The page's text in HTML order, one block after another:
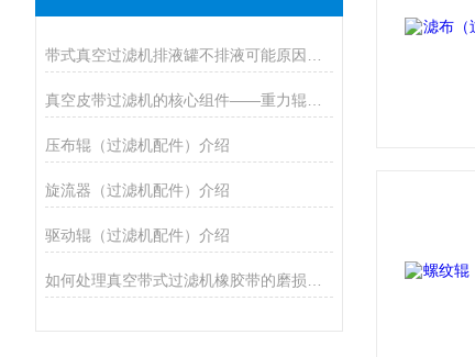
压布辊（过滤机配件）介绍
旋流器（过滤机配件）介绍
驱动辊（过滤机配件）介绍